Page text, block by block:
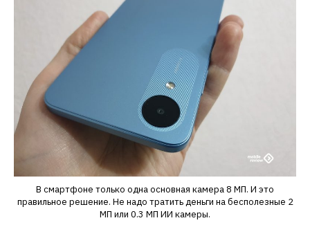
В смартфоне только одна основная камера 8 МП. И это
правильное решение. Не надо тратить деньги на бесполезные 2
МП или 0.3 МП ИИ камеры.